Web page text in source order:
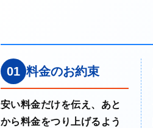
01 料金のお約束
安い料金だけを伝え、あと
から料金をつり上げるよう